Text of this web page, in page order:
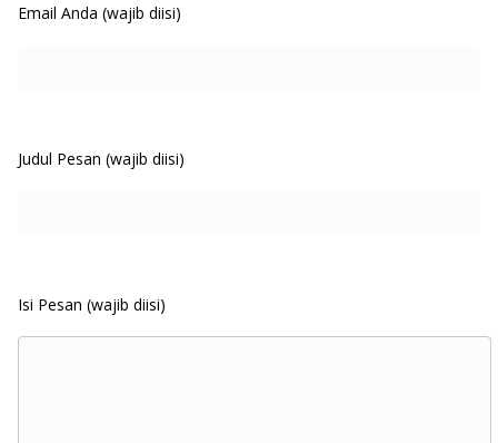
Email Anda (wajib diisi)
Judul Pesan (wajib diisi)
Isi Pesan (wajib diisi)